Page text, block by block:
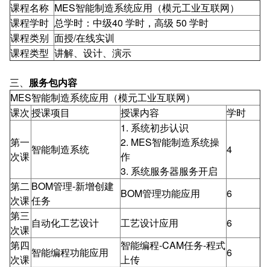
课程名称 MES智能制造系统应用（模元工业互联网）
课程学时 总学时：中级40 学时，高级 50 学时
课程类别 面授/在线实训
课程类型 讲解、设计、演示
三、 服务包内容
MES智能制造系统应用（模元工业互联网）
课次授课项目 授课内容 学时
第一
次课
智能制造系统
1. 系统初步认识
2. MES智能制造系统操
作
3. 系统服务器服务开启
4
第二
次课
BOM管理-新增创建
任务
BOM管理功能应用
6
第三
次课
自动化工艺设计 工艺设计应用
6
第四
次课
智能编程功能应用
智能编程-CAM任务-程式
上传
6